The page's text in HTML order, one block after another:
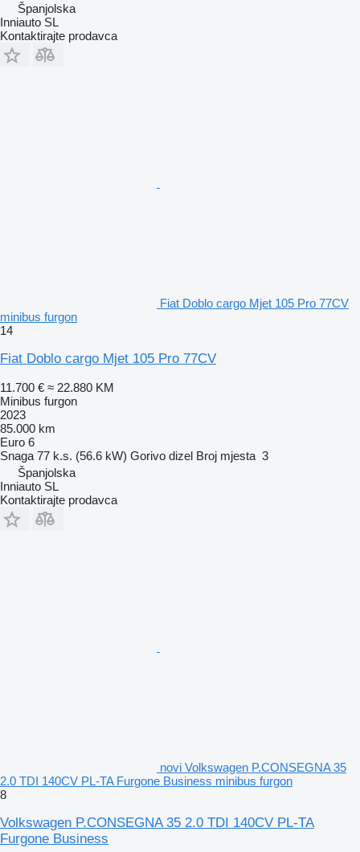
Španjolska
Inniauto SL
Kontaktirajte prodavca
Fiat Doblo cargo Mjet 105 Pro 77CV
minibus furgon
14
Fiat Doblo cargo Mjet 105 Pro 77CV
11.700 € ≈ 22.880 KM
Minibus furgon
2023
85.000 km
Euro 6
Snaga 77 k.s. (56.6 kW) Gorivo dizel Broj mjesta 3
Španjolska
Inniauto SL
Kontaktirajte prodavca
novi Volkswagen P.CONSEGNA 35
2.0 TDI 140CV PL-TA Furgone Business minibus furgon
8
Volkswagen P.CONSEGNA 35 2.0 TDI 140CV PL-TA
Furgone Business